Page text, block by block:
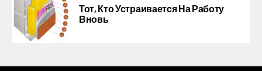
Тот, Кто Устраивается На Работу
Вновь